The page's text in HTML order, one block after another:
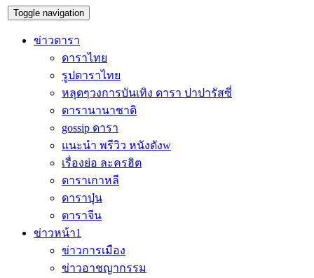
Toggle navigation
ข่าวดารา
ดาราไทย
รูปดาราไทย
หลุดๆวงการบันเทิง ดารา ปาปารัสซี่
ดารานานาชาติ
gossip ดารา
แนะนำ พรีวิว หนังดังw
เรื่องย่อ ละครฮิต
ดาราเกาหลี
ดาราปุ่น
ดาราจีน
ข่าวหน้า1
ข่าวการเมือง
ข่าวอาชญากรรม